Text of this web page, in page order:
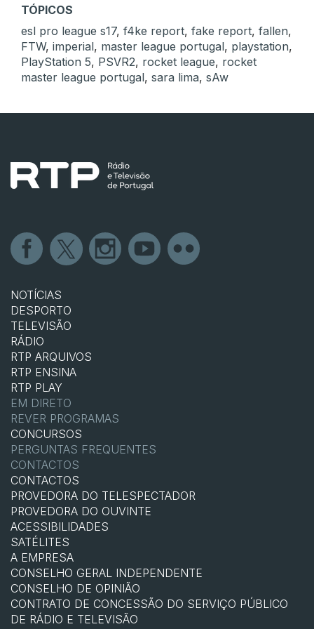
TÓPICOS
esl pro league s17, f4ke report, fake report, fallen,
FTW, imperial, master league portugal, playstation,
PlayStation 5, PSVR2, rocket league, rocket
master league portugal, sara lima, sAw
NOTÍCIAS
DESPORTO
TELEVISÃO
RÁDIO
RTP ARQUIVOS
RTP ENSINA
RTP PLAY
EM DIRETO
REVER PROGRAMAS
CONCURSOS
PERGUNTAS FREQUENTES
CONTACTOS
CONTACTOS
PROVEDORA DO TELESPECTADOR
PROVEDORA DO OUVINTE
ACESSIBILIDADES
SATÉLITES
A EMPRESA
CONSELHO GERAL INDEPENDENTE
CONSELHO DE OPINIÃO
CONTRATO DE CONCESSÃO DO SERVIÇO PÚBLICO
DE RÁDIO E TELEVISÃO